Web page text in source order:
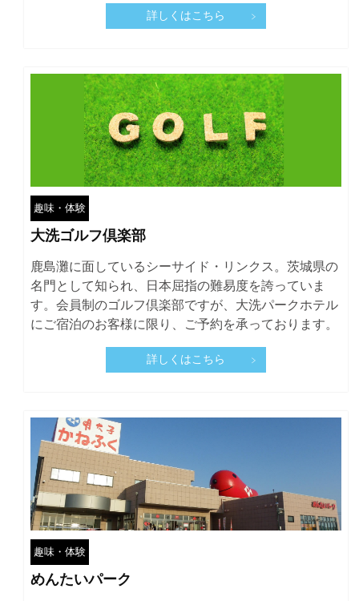
詳しくはこちら
趣味・体験
大洗ゴルフ倶楽部
鹿島灘に面しているシーサイド・リンクス。茨城県の
名門として知られ、日本屈指の難易度を誇っていま
す。会員制のゴルフ倶楽部ですが、大洗パークホテル
にご宿泊のお客様に限り、ご予約を承っております。
詳しくはこちら
趣味・体験
めんたいパーク